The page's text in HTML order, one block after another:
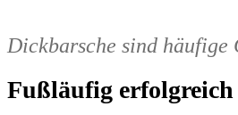
Dickbarsche sind häufige
Fußläufig erfolgreich